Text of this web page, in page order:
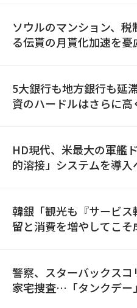
ソウルのマンション、税
る伝貰の月貰化加速を憂
5大銀行も地方銀行も延
資のハードルはさらに高
HD現代、米最大の軍艦
的溶接」システムを導入
韓銀「観光も『サービ
留と消費を増やしてこそ
警察、スターバックスコ
家宅捜査…「タンクデー